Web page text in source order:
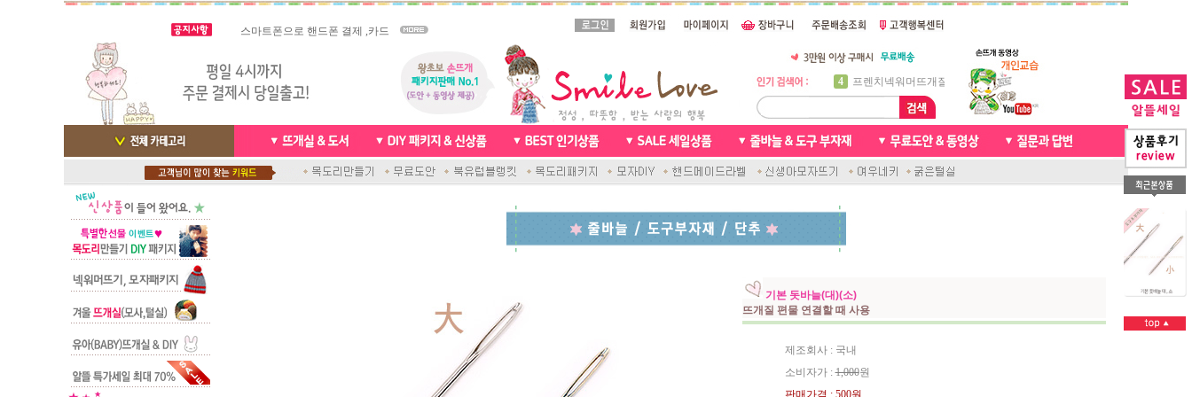
스마트폰으로 핸드폰 결제 ,카드
배송완료 /
5
비니방울모자 동영상
6
꽈배기목도리
7
천연가죽 핸드메이드라벨
8
신생아모자뜨기
10
손뜨개인형
1
자라무늬 목도리뜨기
2
3
4
기본 돗바늘(대)(소)
뜨개질 편물 연결할 때 사용
제조회사 : 국내
소비자가 :1,000원
판매가격 : 500원